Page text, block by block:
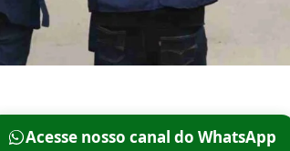
Acesse nosso canal do WhatsApp